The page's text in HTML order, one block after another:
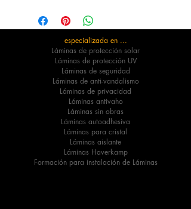
especializada en ...
Láminas de protección solar
Láminas de protección UV
Láminas de seguridad
Láminas de anti-vandalismo
Láminas de privacidad
Láminas antivaho
Láminas sin obras
Láminas autoadhesiva
Láminas para cristal
Láminas aislante
Láminas Haverkamp
Formación para instalación de Láminas